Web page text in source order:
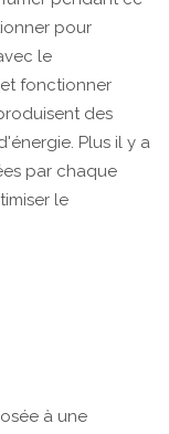
pour
le
fonctionner
des
Plus il y a
par chaque
le
à une